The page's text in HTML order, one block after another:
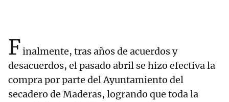
Finalmente, tras años de acuerdos y
desacuerdos, el pasado abril se hizo efectiva la
compra por parte del Ayuntamiento del
secadero de Maderas, logrando que toda la